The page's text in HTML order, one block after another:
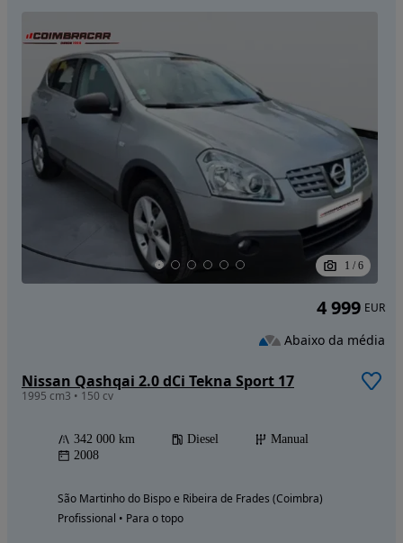
1 / 6
Nissan Qashqai 2.0 dCi Tekna Sport 17
1995 cm3 • 150 cv
342 000 km Diesel
Manual
2008
São Martinho do Bispo e Ribeira de Frades (Coimbra)
Profissional • Para o topo
4 999 EUR
Abaixo da média